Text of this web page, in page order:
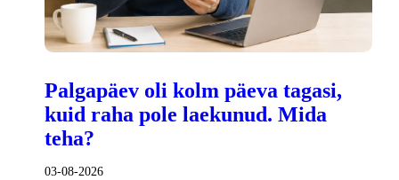
Palgapäev oli kolm päeva tagasi,
kuid raha pole laekunud. Mida
teha?
03-08-2026